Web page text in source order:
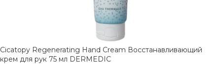
Cicatopy Regenerating Hand Cream Восстанавливающий
крем для рук 75 мл DERMEDIC